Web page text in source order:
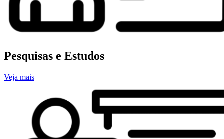
Pesquisas e Estudos
Veja mais